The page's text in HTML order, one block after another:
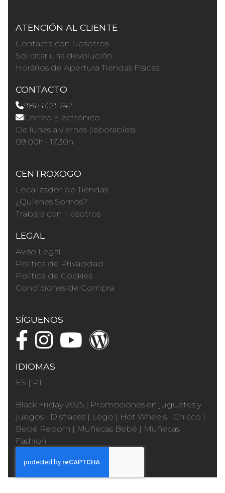
ATENCIÓN AL CLIENTE
Contacta con Nosotros
Solicitar una devolución
Horários de Apertura Tiendas Físicas
CONTACTO
986 609 742
Correo Electrónico
De lunes a viernes (laborables)
09.00h · 17.30h
CENTROXOGO
Localizador de Tiendas
¿Quienes Somos?
Trabaja con Nosotros
LEGAL
Aviso Legal
Política de Privacidad
Política de Cookies
Condiciones de Compra
SÍGUENOS
IDIOMAS
ES | PT
Black Friday 2025 | Promociones en juguetes y
juegos | Disfraces | Lego | Hot Wheels | Chicco |
Bebé Reborn | Muñecas Bebé | Muñecas
Fashion